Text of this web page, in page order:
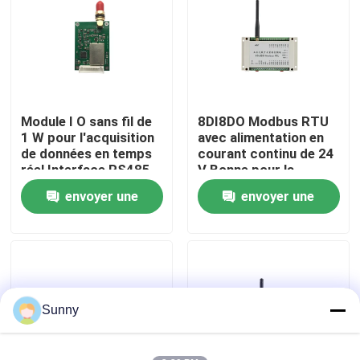
À propos de nous
Contrôle de la qualité
Nous contacter
Les affaires
Module I O sans fil de
1 W pour l'acquisition
de données en temps
réel Interface RS485
envoyer une
8DI8DO Modbus RTU
avec alimentation en
courant continu de 24
V Bonne pour la
technologie RF/Lora
avancéeenvoyer une
Sunny